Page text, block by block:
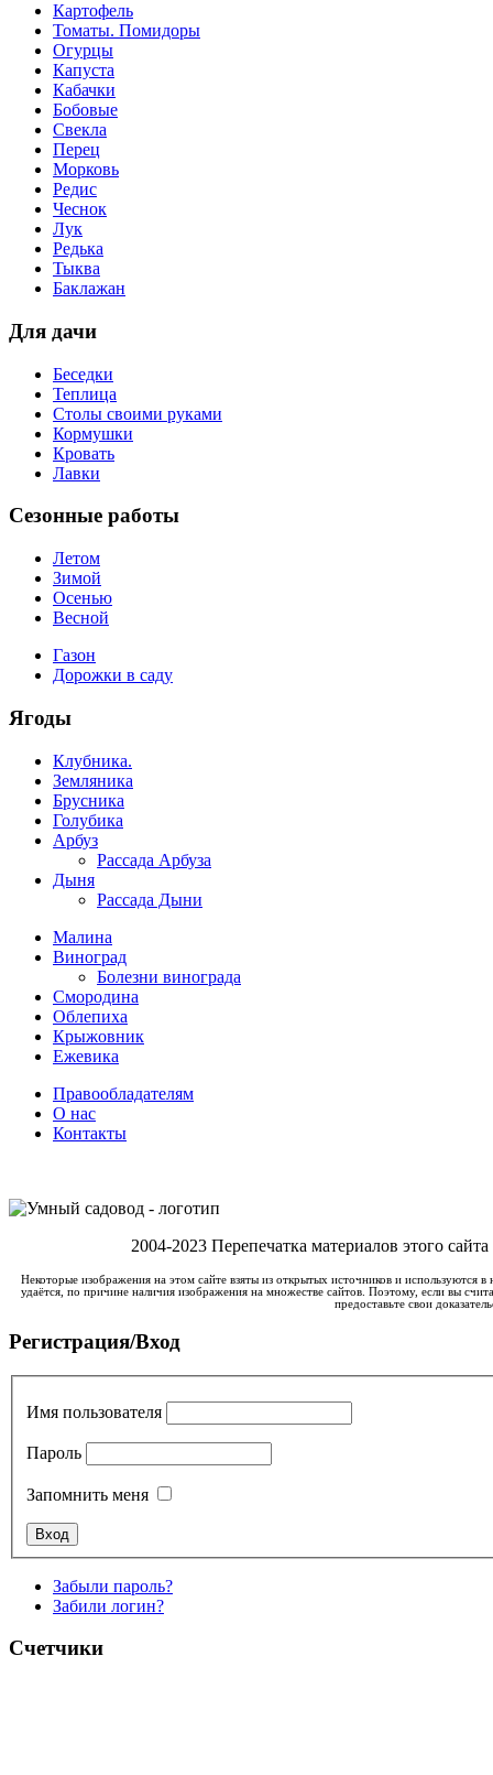
Картофель
Томаты. Помидоры
Огурцы
Капуста
Кабачки
Бобовые
Свекла
Перец
Морковь
Редис
Чеснок
Лук
Редька
Тыква
Баклажан
Для дачи
Беседки
Теплица
Столы своими руками
Кормушки
Кровать
Лавки
Сезонные работы
Летом
Зимой
Осенью
Весной
Газон
Дорожки в саду
Ягоды
Клубника.
Земляника
Брусника
Голубика
Арбуз
Рассада Арбуза
Дыня
Рассада Дыни
Малина
Виноград
Болезни винограда
Смородина
Облепиха
Крыжовник
Ежевика
Правообладателям
О нас
Контакты
2004-2023 Перепечатка материалов этого
Некоторые изображения на этом сайте взяты из открытых источников и используются
удаётся, по причине наличия изображения на множестве сайтов. Поэтому, если вы
предоставьте свои
Регистрация/Вход
Имя пользователя
Пароль
Запомнить меня
Забыли пароль?
Забили логин?
Счетчики